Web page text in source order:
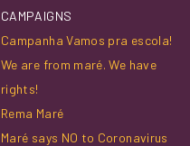
CAMPAIGNS
Campanha Vamos pra escola!
We are from maré. We have
rights!
Rema Maré
Maré says NO to Coronavirus